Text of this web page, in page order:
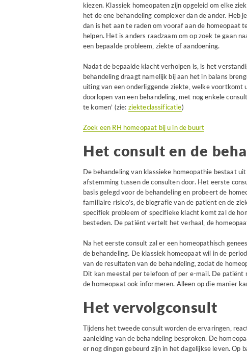
kiezen. Klassiek homeopaten zijn opgeleid om elke
het de ene behandeling complexer dan de ander. Heb
dan is het aan te raden om vooraf aan de homeopaat
helpen. Het is anders raadzaam om op zoek te gaan
een bepaalde probleem, ziekte of aandoening.
Nadat de bepaalde klacht verholpen is, is het
behandeling draagt namelijk bij aan het in balans
uiting van een onderliggende ziekte, welke
doorlopen van een behandeling, met nog enkele
te komen’ (zie: ziekteclassificatie)
Zoek een RH homeopaat bij u in de buurt
Het consult en de
De behandeling van klassieke homeopathie bestaat
afstemming tussen de consulten door. Het eerste
basis gelegd voor de behandeling en probeert de
familiaire risico’s, de biografie van de patiënt en de
specifiek probleem of specifieke klacht komt zal de
besteden. De patiënt vertelt het verhaal, de
Na het eerste consult zal er een homeopathisch
de behandeling. De klassiek homeopaat wil in de
van de resultaten van de behandeling, zodat de
Dit kan meestal per telefoon of per e-mail. De
de homeopaat ook informeren. Alleen op die manier
Het vervolgconsult
Tijdens het tweede consult worden de ervaringen,
aanleiding van de behandeling besproken. De
er nog dingen gebeurd zijn in het dagelijkse leven. Op